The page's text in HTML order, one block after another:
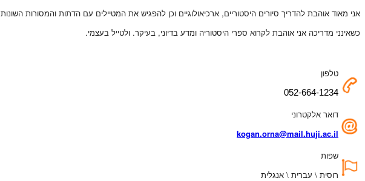
אני מאוד אוהבת להדריך סיורים היסטוריים, ארכיאולוגיים וכן להפגיש את המטיילים עם הדתות והמסורות השונות
כשאינני מדריכה אני אוהבת לקרוא ספרי היסטוריה ומדע בדיוני, בעיקר. ולטייל בעצמי.
טלפון
052-664-1234
דואר אלקטרוני
kogan.orna@mail.huji.ac.il
שפות
רוסית \ עברית \ אנגלית